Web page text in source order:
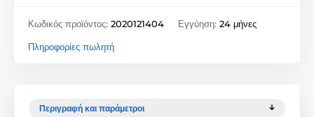
Κωδικός προϊόντος: 2020121404 Εγγύηση: 24 μήνες
Πληροφορίες πωλητή
Περιγραφή και παράμετροι